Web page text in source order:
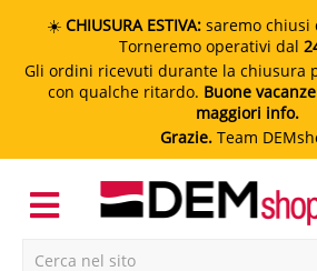
☀️ CHIUSURA ESTIVA: saremo chiusi
Torneremo operativi dal
Gli ordini ricevuti durante la chiusura
con qualche ritardo. Buone
maggiori info.
Grazie. Team